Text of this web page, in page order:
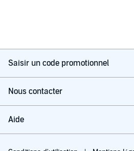
Saisir un code promotionnel
Nous contacter
Aide